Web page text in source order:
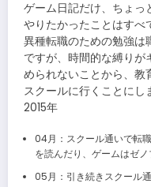
ゲーム日記だけ、ちょっ
やりたかったことはすべ
異種転職のための勉強は
ですが、時間的な縛りが
められないことから、教
スクールに行くことにし
2015年
04月：スクール通いで転
を読んだり、ゲームはゼ
05月：引き続きスクール